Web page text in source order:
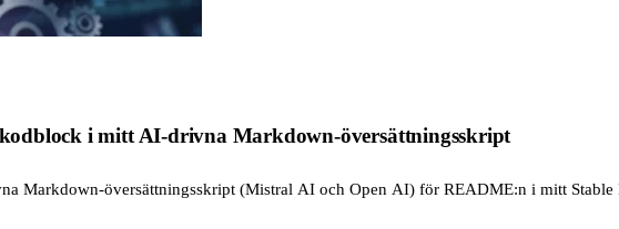
i mitt AI-drivna Markdown-översättningsskript
Markdown-översättningsskript (Mistral AI och Open AI) för README:n i mitt